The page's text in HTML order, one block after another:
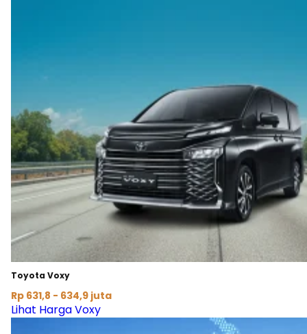
Toyota Voxy
Rp 631,8 - 634,9 juta
Lihat Harga Voxy